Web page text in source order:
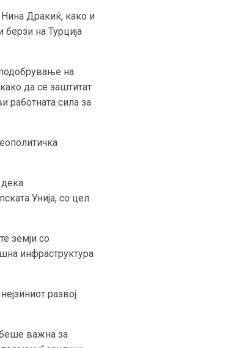
Дракиќ, како и
берзи на Турција
на
да се заштитат
работната сила за
Унија, со цел
земји со
инфраструктура
развој
беше важна за